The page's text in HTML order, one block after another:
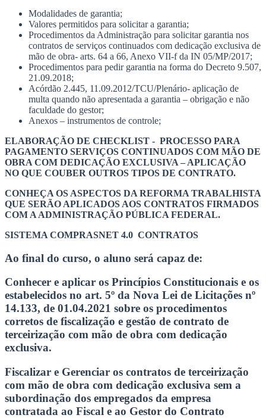
Modalidades de garantia;
Valores permitidos para solicitar a garantia;
Procedimentos da Administração para solicitar garantia nos
contratos de serviços continuados com dedicação exclusiva de
mão de obra- arts. 64 a 66, Anexo VII-f da IN 05/MP/2017;
Procedimentos para pedir garantia na forma do Decreto 9.507,
21.09.2018;
Acórdão 2.445, 11.09.2012/TCU/Plenário- aplicação de
multa quando não apresentada a garantia – obrigação e não
faculdade do gestor;
Anexos – instrumentos de controle;
ELABORAÇÃO DE CHECKLIST - PROCESSO PARA
PAGAMENTO SERVIÇOS CONTINUADOS COM MÃO DE
OBRA COM DEDICAÇÃO EXCLUSIVA – APLICAÇÃO
NO QUE COUBER OUTROS TIPOS DE CONTRATO.
CONHEÇA OS ASPECTOS DA REFORMA TRABALHISTA
QUE SERÃO APLICADOS AOS CONTRATOS FIRMADOS
COM A ADMINISTRAÇÃO PÚBLICA FEDERAL.
SISTEMA COMPRASNET 4.0 CONTRATOS
Ao final do curso, o aluno será capaz de:
Conhecer e aplicar os Princípios Constitucionais e os
estabelecidos no art. 5º da Nova Lei de Licitações nº
14.133, de 01.04.2021 sobre os procedimentos
corretos de fiscalização e gestão de contrato de
terceirização com mão de obra com dedicação
exclusiva.
Fiscalizar e Gerenciar os contratos de terceirização
com mão de obra com dedicação exclusiva sem a
subordinação dos empregados da empresa
contratada ao Fiscal e ao Gestor do Contrato